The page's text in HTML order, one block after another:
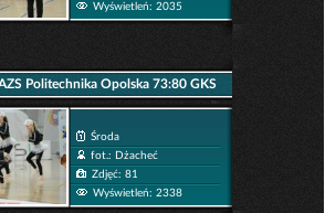
Wyświetleń: 2035
Politechnika Opolska 73:80 GKS
Tychy
Środa
fot.: Dżacheć
Zdjęć: 81
Wyświetleń: 2338